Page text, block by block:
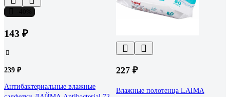
143 ₽
239 ₽
Антибактериальные влажные
227 ₽
Влажные полотенца LAIMA